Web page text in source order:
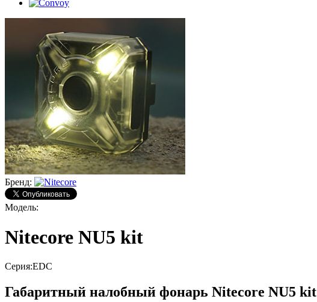
Бренд:
Модель:
Nitecore NU5 kit
Серия:EDC
Габаритный налобный фонарь Nitecore NU5 kit